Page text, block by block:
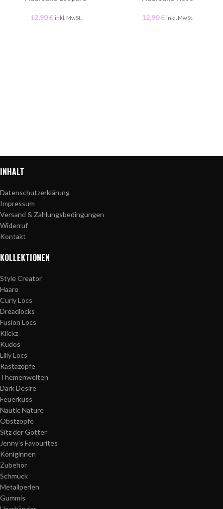
12,90€ inkl. MwSt. 12,90€ inkl. MwSt.
INHALT
Datenschutzerklärung
Impressum
Versand & Zahlungsbedingungen
Widerruf
Kontakt
KOLLEKTIONEN
Style Creator
Haare
Curly Locs
Dreadlocks
Fusion Locs
Klickz
Kudos
Lilly Locs
Rastazöpfe
Themenwelten
Dark Desire
Feuerkuss
Nautic Nature
Obstzöpfe
Sitz der Götter
Jenny’s Favourites
Königinnen
Zubehör
Schmuck
Metallperlen
Gummis